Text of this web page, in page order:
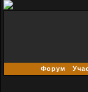
Форум